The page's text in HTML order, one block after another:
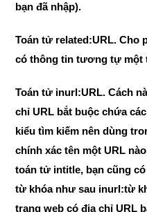
bạn đã nhập).
Toán tử related:URL. Cho
có thông tin tương tự một
Toán tử inurl:URL. Cách
chỉ URL bắt buộc chứa
kiểu tìm kiếm nên dùng
chính xác tên một URL
toán tử intitle, bạn cũng
từ khóa như sau inurl:từ
trang web có địa chỉ URL